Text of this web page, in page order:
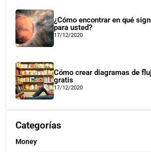
¿Cómo encontrar en qué
para usted?
17/12/2020
Cómo crear diagramas de
gratis
17/12/2020
Categorías
Money